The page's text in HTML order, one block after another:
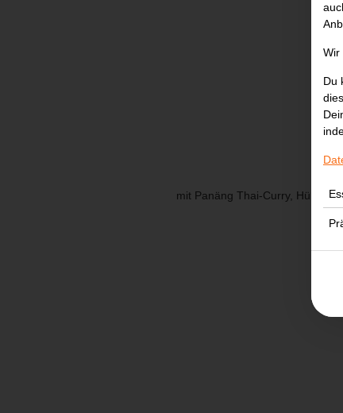
mit Panäng Thai-Curry,
Wir
Du